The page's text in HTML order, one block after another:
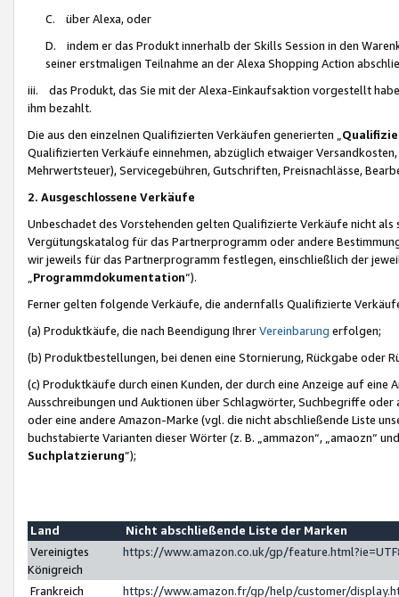
C. über Alexa, oder
D. indem er das Produkt innerhalb der Skills Session in den
seiner erstmaligen Teilnahme an der Alexa Shopping Action
iii. das Produkt, das Sie mit der Alexa-Einkaufsaktion vorgestellt
ihm bezahlt.
Die aus den einzelnen Qualifizierten Verkäufen generierten „
Qualifizierten Verkäufe einnehmen, abzüglich etwaiger
Mehrwertsteuer), Servicegebühren, Gutschriften, Preisnachlässe,
2. Ausgeschlossene Verkäufe
Unbeschadet des Vorstehenden gelten Qualifizierte Verkäufe nicht
Vergütungskatalog für das Partnerprogramm oder andere
wir jeweils für das Partnerprogramm festlegen, einschließlich der
Programmdokumentation“).
Ferner gelten folgende Verkäufe, die andernfalls Qualifizierte
(a) Produktkäufe, die nach Beendigung IhrerVereinbarung erfolgen;
(b) Produktbestellungen, bei denen eine Stornierung, Rückgabe oder
(c) Produktkäufe durch einen Kunden, der durch eine Anzeige auf
Ausschreibungen und Auktionen über Schlagwörter, Suchbegriffe
oder eine andere Amazon-Marke (vgl. die nicht abschließende Liste
buchstabierte Varianten dieser Wörter (z. B. „ammazon“, „amaozn“
Suchplatzierung”);
Land
Nicht abschließende Liste der Marken
Vereinigtes
Königreich
https://www.amazon.co.uk/gp/
Frankreich
https://www.amazon.fr/gp/help/customer/